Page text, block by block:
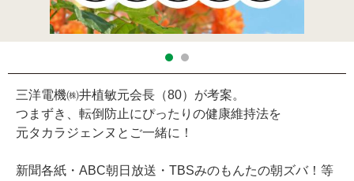
三洋電機㈱井植敏元会長（80）が考案。
つまずき、転倒防止にぴったりの健康維持法を
元タカラジェンヌとご一緒に！
新聞各紙・ABC朝日放送・TBSみのもんたの朝ズバ！等